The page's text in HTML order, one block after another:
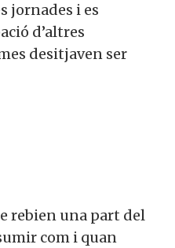
jornades i es
d’altres
desitjaven ser
rebien una part del
com i quan